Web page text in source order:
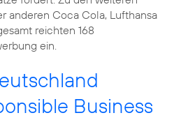
anderen Coca Cola, Lufthansa
reichten 168
ein.
Business